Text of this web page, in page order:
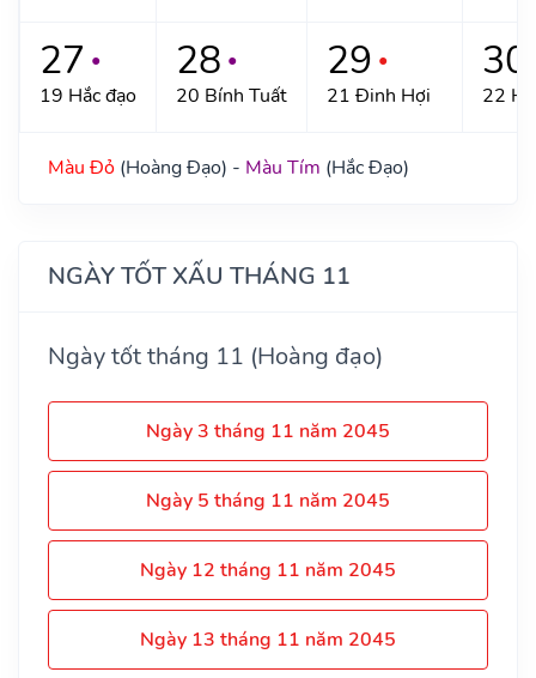
27 ●
19 Hắc đạo
28 ●
20 Bính Tuất
29 ●
21 Đinh Hợi
30
22
Màu Đỏ (Hoàng Đạo) - Màu Tím (Hắc Đạo)
NGÀY TỐT XẤU THÁNG 11
Ngày tốt tháng 11 (Hoàng đạo)
Ngày 3 tháng 11 năm 2045
Ngày 5 tháng 11 năm 2045
Ngày 12 tháng 11 năm 2045
Ngày 13 tháng 11 năm 2045